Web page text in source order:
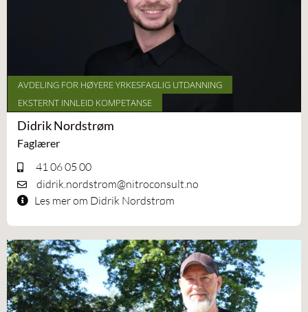
AVDELING FOR HØYERE YRKESFAGLIG UTDANNING
EKSTERNT INNLEID KOMPETANSE
Didrik Nordstrøm
Faglærer
41 06 05 00
didrik.nordstrom@nitroconsult.no
Les mer om Didrik Nordstrøm